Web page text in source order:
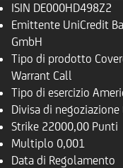
ISIN DE000HD498Z2
Emittente UniCredit
GmbH
Tipo di prodotto
Warrant Call
Tipo di esercizio
Divisa di negoziazione
Strike 22000,00 Punti
Multiplo 0,001
Data di Regolamento